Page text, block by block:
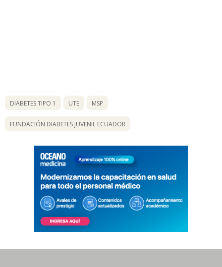
DIABETES TIPO 1 UTE MSP
FUNDACIÓN DIABETES JUVENIL ECUADOR